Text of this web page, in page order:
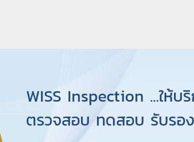
WISS Inspection ...ให้
ตรวจสอบ ทดสอบ รับรอง